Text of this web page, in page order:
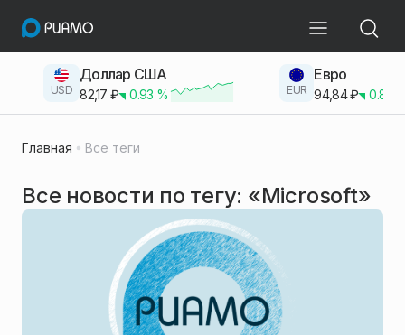
USD
Доллар США
82,17 ₽ 0.93 % EUR
Евро
94,84₽ 0.83
Главная Все теги
Все новости по тегу: «Microsoft»